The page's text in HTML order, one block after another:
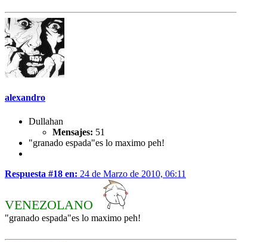
alexandro
Dullahan
Mensajes: 51
"granado espada"es lo maximo peh!
Respuesta #18 en: 24 de Marzo de 2010, 06:11
VENEZOLANO
"granado espada"es lo maximo peh!